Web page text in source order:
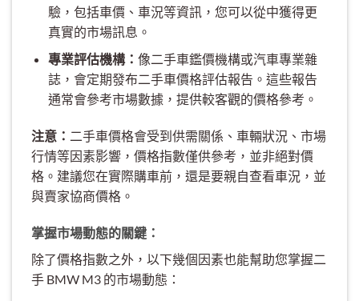
驗，包括車價、車況等資訊，您可以從中獲得更
真實的市場訊息。
專業評估機構： 像二手車鑑價機構或汽車專業雜
誌，會定期發布二手車價格評估報告。這些報告
通常會參考市場數據，提供較客觀的價格參考。
注意： 二手車價格會受到供需關係、車輛狀況、市場
行情等因素影響，價格指數僅供參考，並非絕對價
格。建議您在實際購車前，還是要親自查看車況，並
與賣家協商價格。
掌握市場動態的關鍵：
除了價格指數之外，以下幾個因素也能幫助您掌握二
手 BMW M3 的市場動態：